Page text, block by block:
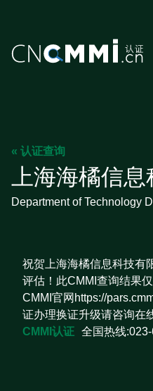
« 认证查询
上海海橘信
Department of Technology
祝贺上海海橘信息科技有
评估！此CMMI查询结果
CMMI官网https://
证办理换证升级请咨询在
CMMI认证 全国热线:023-